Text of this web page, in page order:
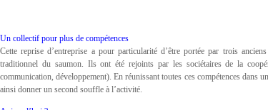
Un collectif pour plus de compétences
Cette reprise d’entreprise a pour particularité d’être portée par trois
traditionnel du saumon. Ils ont été rejoints par les sociétaires de la
communication, développement). En réunissant toutes ces compétences dans
ainsi donner un second souffle à l’activité.